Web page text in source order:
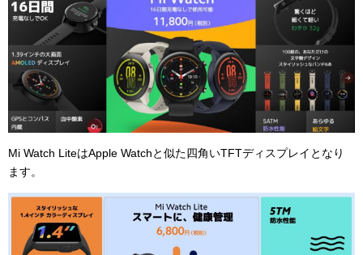
Mi Watch LiteはApple Watchと似た四角いTFTディスプレイとなり
ます。